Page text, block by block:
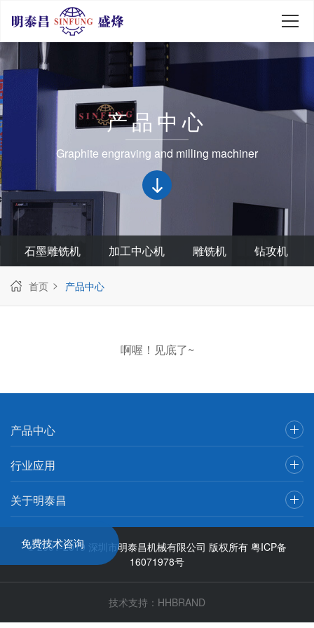
产品中心
Graphite engraving and milling machiner
石墨雕铣机 加工中心机 雕铣机 钻攻机
首页 产品中心
啊喔！见底了~
免费技术咨询
产品中心
行业应用
关于明泰昌
© 2001-2019 深圳市明泰昌机械有限公司 版权所有 粤ICP备
16071978号
技术支持： HHBRAND